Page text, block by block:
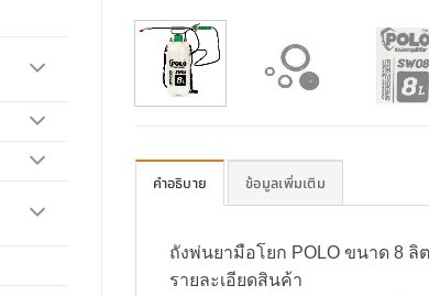
คำอธิบาย ข้อมูลเพิ่มเติม
ถังพ่นยามือโยก POLO ขนาด 8 ลิ
รายละเอียดสินค้า